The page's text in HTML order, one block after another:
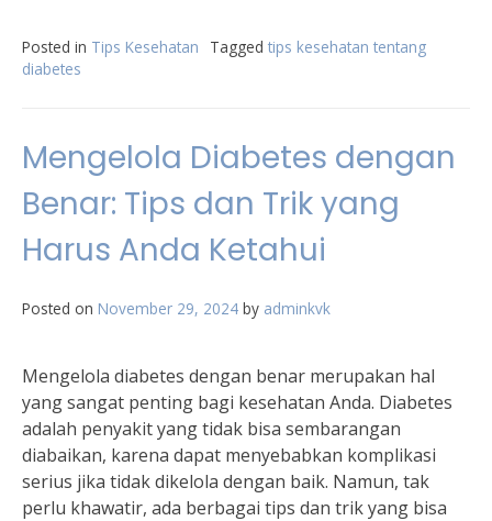
Posted in Tips Kesehatan Tagged tips kesehatan tentang
diabetes
Mengelola Diabetes dengan
Benar: Tips dan Trik yang
Harus Anda Ketahui
Posted on November 29, 2024 by adminkvk
Mengelola diabetes dengan benar merupakan hal
yang sangat penting bagi kesehatan Anda. Diabetes
adalah penyakit yang tidak bisa sembarangan
diabaikan, karena dapat menyebabkan komplikasi
serius jika tidak dikelola dengan baik. Namun, tak
perlu khawatir, ada berbagai tips dan trik yang bisa